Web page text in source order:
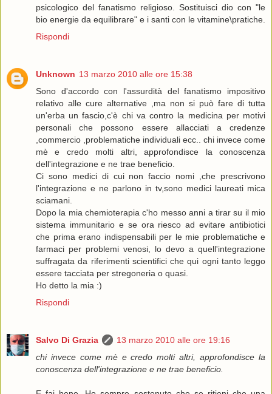
psicologico del fanatismo religioso. Sostituisci dio con "le
bio energie da equilibrare" e i santi con le vitamine\pratiche.
Rispondi
Unknown 13 marzo 2010 alle ore 15:38
Sono d'accordo con l'assurdità del fanatismo impositivo
relativo alle cure alternative ,ma non si può fare di tutta
un'erba un fascio,c'è chi va contro la medicina per motivi
personali che possono essere allacciati a credenze
,commercio ,problematiche individuali ecc.. chi invece come
mè e credo molti altri, approfondisce la conoscenza
dell'integrazione e ne trae beneficio.
Ci sono medici di cui non faccio nomi ,che prescrivono
l'integrazione e ne parlono in tv,sono medici laureati mica
sciamani.
Dopo la mia chemioterapia c'ho messo anni a tirar su il mio
sistema immunitario e se ora riesco ad evitare antibiotici
che prima erano indispensabili per le mie problematiche e
farmaci per problemi venosi, lo devo a quell'integrazione
suffragata da riferimenti scientifici che qui ogni tanto leggo
essere tacciata per stregoneria o quasi.
Ho detto la mia :)
Rispondi
Salvo Di Grazia
13 marzo 2010 alle ore 19:16
chi invece come mè e credo molti altri, approfondisce la
conoscenza dell'integrazione e ne trae beneficio.